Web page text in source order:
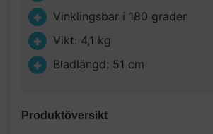
Vinklingsbar i 180 grader
Vikt: 4,1 kg
Bladlängd: 51 cm
Produktöversikt